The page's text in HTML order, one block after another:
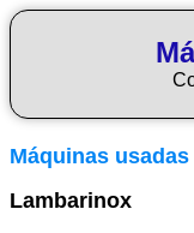
Máquinas
Lambarinox